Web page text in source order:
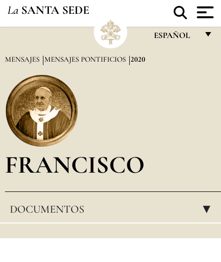
La SANTA SEDE
ESPAÑOL
العربيّة
MENSAJES MENSAJES PONTIFICIOS 2020
FRANCISCO
DOCUMENTOS ▸